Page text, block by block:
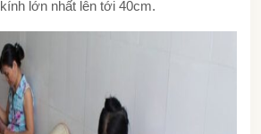
lớn nhất lên tới 40cm.